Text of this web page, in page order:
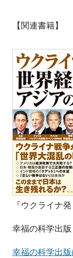
【関連書籍】
『ウクライナ
幸福の科学出
幸福の科学出